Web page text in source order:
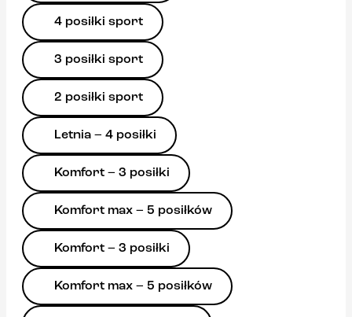
4 posiłki sport
3 posiłki sport
2 posiłki sport
Letnia – 4 posiłki
Komfort – 3 posiłki
Komfort max – 5 posiłków
Komfort – 3 posiłki
Komfort max – 5 posiłków